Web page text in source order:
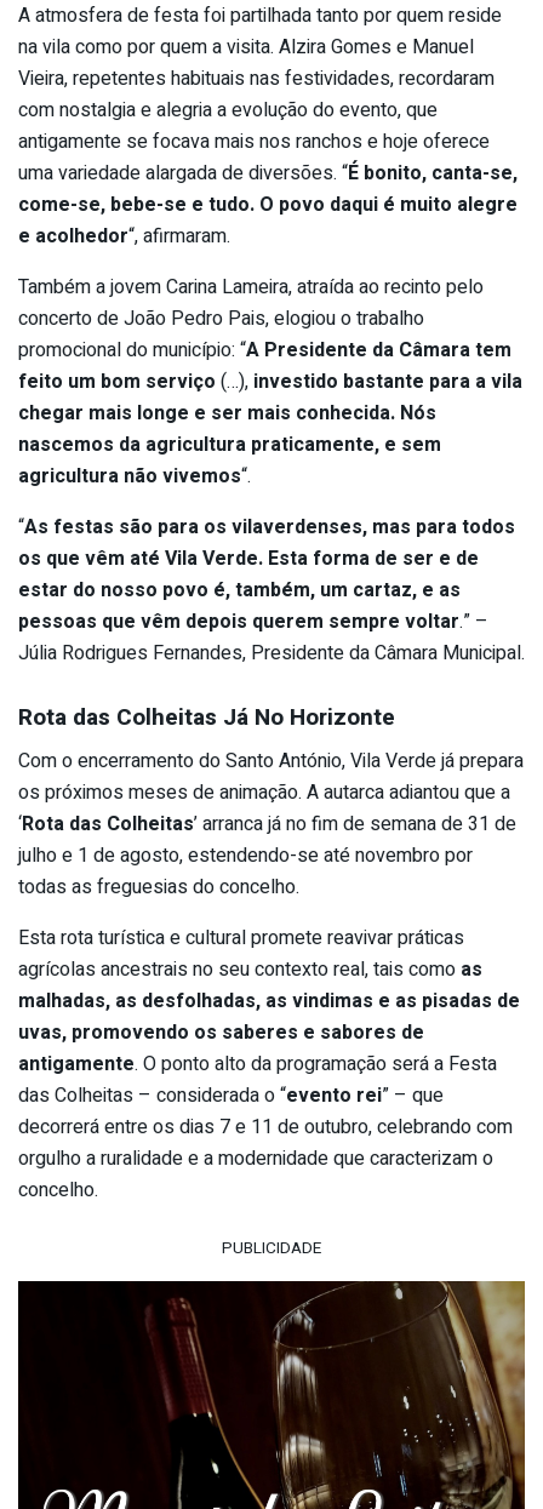
A atmosfera de festa foi partilhada tanto por quem reside
na vila como por quem a visita. Alzira Gomes e Manuel
Vieira, repetentes habituais nas festividades, recordaram
com nostalgia e alegria a evolução do evento, que
antigamente se focava mais nos ranchos e hoje oferece
uma variedade alargada de diversões. “É bonito, canta-se,
come-se, bebe-se e tudo. O povo daqui é muito alegre
e acolhedor“, afirmaram.
Também a jovem Carina Lameira, atraída ao recinto pelo
concerto de João Pedro Pais, elogiou o trabalho
promocional do município: “A Presidente da Câmara tem
feito um bom serviço (…), investido bastante para a vila
chegar mais longe e ser mais conhecida. Nós
nascemos da agricultura praticamente, e sem
agricultura não vivemos“.
“As festas são para os vilaverdenses, mas para todos
os que vêm até Vila Verde. Esta forma de ser e de
estar do nosso povo é, também, um cartaz, e as
pessoas que vêm depois querem sempre voltar.” –
Júlia Rodrigues Fernandes, Presidente da Câmara Municipal.
Rota das Colheitas Já No Horizonte
Com o encerramento do Santo António, Vila Verde já prepara
os próximos meses de animação. A autarca adiantou que a
‘Rota das Colheitas’ arranca já no fim de semana de 31 de
julho e 1 de agosto, estendendo-se até novembro por
todas as freguesias do concelho.
Esta rota turística e cultural promete reavivar práticas
agrícolas ancestrais no seu contexto real, tais como as
malhadas, as desfolhadas, as vindimas e as pisadas de
uvas, promovendo os saberes e sabores de
antigamente. O ponto alto da programação será a Festa
das Colheitas – considerada o “evento rei” – que
decorrerá entre os dias 7 e 11 de outubro, celebrando com
orgulho a ruralidade e a modernidade que caracterizam o
concelho.
PUBLICIDADE